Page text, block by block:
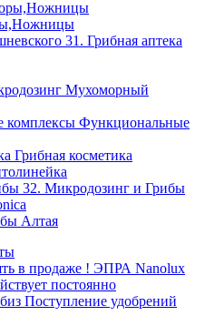
31. Грибная аптека
Мухоморный
Функциональные
Грибная косметика
32. Микродозинг и Грибы
Алтая
ЭПРА Nanolux
постоянно
Поступление удобрений